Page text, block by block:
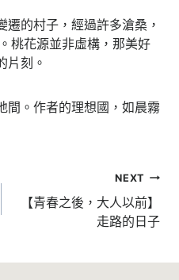
的村子，經過許多滄桑，
桃花源並非虛構，那美好
片刻。
間。作者的理想國，如晨霧
NEXT
【青春之後，大人以前】
走路的日子